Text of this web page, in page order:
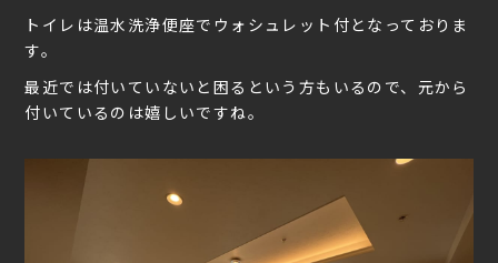
トイレは温水洗浄便座でウォシュレット付となっておりま
す。
最近では付いていないと困るという方もいるので、元から
付いているのは嬉しいですね。